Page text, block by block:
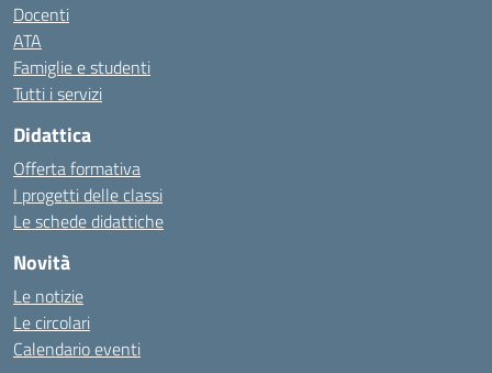
Docenti
ATA
Famiglie e studenti
Tutti i servizi
Didattica
Offerta formativa
I progetti delle classi
Le schede didattiche
Novità
Le notizie
Le circolari
Calendario eventi